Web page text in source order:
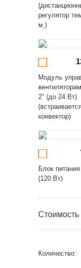
регулятор
м.)
Модуль
2" (до 24 Вт)
конвектор)
Блок
(120 Вт)
Стоимость
Количество: